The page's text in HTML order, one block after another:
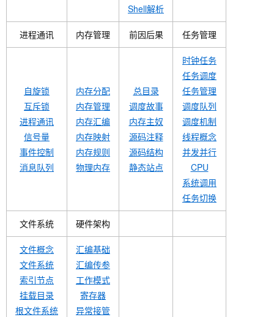
Shell解析
进程通讯 内存管理 前因后果 任务管理
自旋锁
互斥锁
进程通讯
信号量
事件控制
消息队列
内存分配
内存管理
内存汇编
内存映射
内存规则
物理内存
总目录
调度故事
内存主奴
源码注释
源码结构
静态站点
时钟任务
任务调度
任务管理
调度队列
调度机制
线程概念
并发并行
CPU
系统调用
任务切换
文件系统 硬件架构
文件概念
文件系统
索引节点
挂载目录
根文件系统
汇编基础
汇编传参
工作模式
寄存器
异常接管